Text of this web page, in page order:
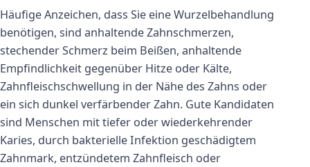
Häufige Anzeichen, dass Sie eine Wurzelbehandlung
benötigen, sind anhaltende Zahnschmerzen,
stechender Schmerz beim Beißen, anhaltende
Empfindlichkeit gegenüber Hitze oder Kälte,
Zahnfleischschwellung in der Nähe des Zahns oder
ein sich dunkel verfärbender Zahn. Gute Kandidaten
sind Menschen mit tiefer oder wiederkehrender
Karies, durch bakterielle Infektion geschädigtem
Zahnmark, entzündetem Zahnfleisch oder